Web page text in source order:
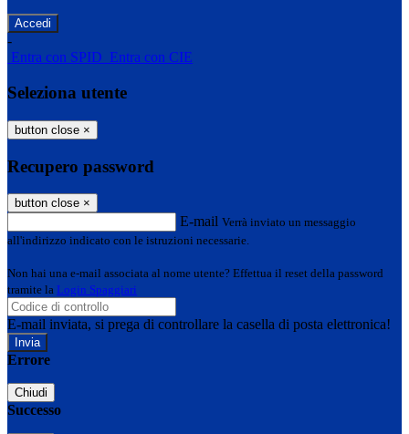
-
Entra con SPID Entra con CIE
Seleziona utente
button close ×
Recupero password
button close ×
E-mail Verrà inviato un messaggio
all'indirizzo indicato con le istruzioni necessarie.
Non hai una e-mail associata al nome utente? Effettua il reset della password
tramite la Login Spaggiari
E-mail inviata, si prega di controllare la casella di posta elettronica!
Errore
Chiudi
Successo